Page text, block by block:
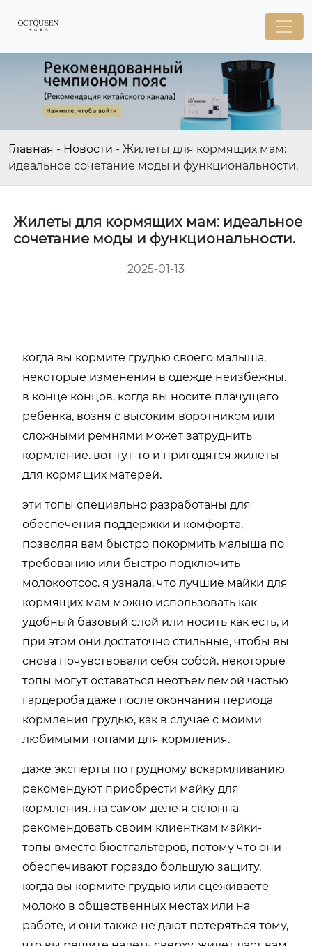
Главная - Новости - Жилеты для кормящих мам:
идеальное сочетание моды и функциональности.
Жилеты для кормящих мам: идеальное
сочетание моды и функциональности.
2025-01-13
когда вы кормите грудью своего малыша,
некоторые изменения в одежде неизбежны.
в конце концов, когда вы носите плачущего
ребенка, возня с высоким воротником или
сложными ремнями может затруднить
кормление. вот тут-то и пригодятся жилеты
для кормящих матерей.
эти топы специально разработаны для
обеспечения поддержки и комфорта,
позволяя вам быстро покормить малыша по
требованию или быстро подключить
молокоотсос. я узнала, что лучшие майки для
кормящих мам можно использовать как
удобный базовый слой или носить как есть, и
при этом они достаточно стильные, чтобы вы
снова почувствовали себя собой. некоторые
топы могут оставаться неотъемлемой частью
гардероба даже после окончания периода
кормления грудью, как в случае с моими
любимыми топами для кормления.
даже эксперты по грудному вскармливанию
рекомендуют приобрести майку для
кормления. на самом деле я склонна
рекомендовать своим клиенткам майки-
топы вместо бюстгальтеров, потому что они
обеспечивают гораздо большую защиту,
когда вы кормите грудью или сцеживаете
молоко в общественных местах или на
работе, и они также не дают потеряться тому,